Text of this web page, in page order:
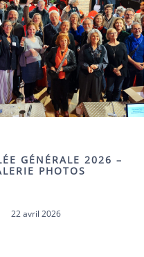
GÉNÉRALE 2026 –
PHOTOS
22 avril 2026